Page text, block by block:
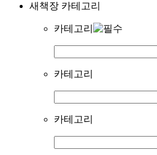
새책장 카테고리
카테고리
카테고리
카테고리